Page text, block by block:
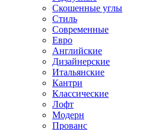
Скошенные углы
Стиль
Современные
Евро
Английские
Дизайнерские
Итальянские
Кантри
Классические
Лофт
Модерн
Прованс